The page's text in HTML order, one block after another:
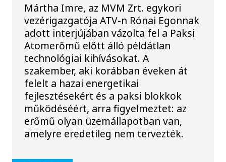
Mártha Imre, az MVM Zrt. egykori
vezérigazgatója ATV-n Rónai Egonnak
adott interjújában vázolta fel a Paksi
Atomerőmű előtt álló példátlan
technológiai kihívásokat. A
szakember, aki korábban éveken át
felelt a hazai energetikai
fejlesztésekért és a paksi blokkok
működéséért, arra figyelmeztet: az
erőmű olyan üzemállapotban van,
amelyre eredetileg nem tervezték.